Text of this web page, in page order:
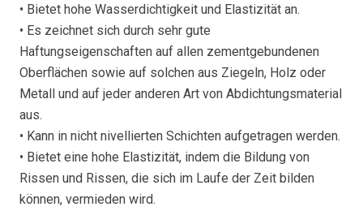
• Bietet hohe Wasserdichtigkeit und Elastizität an.
• Es zeichnet sich durch sehr gute
Haftungseigenschaften auf allen zementgebundenen
Oberflächen sowie auf solchen aus Ziegeln, Holz oder
Metall und auf jeder anderen Art von Abdichtungsmaterial
aus.
• Kann in nicht nivellierten Schichten aufgetragen werden.
• Bietet eine hohe Elastizität, indem die Bildung von
Rissen und Rissen, die sich im Laufe der Zeit bilden
können, vermieden wird.